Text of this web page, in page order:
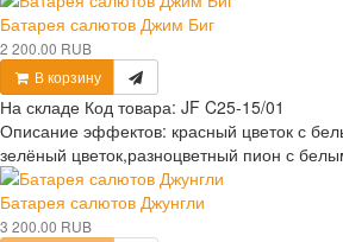
Батарея салютов Джим Биг
2 200.00 RUB
В корзину
На складе Код товара: JF C25-15/01
Описание эффектов: красный цветок с
зелёный цветок,разноцветный пион с
Батарея салютов Джунгли
3 200.00 RUB